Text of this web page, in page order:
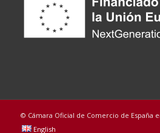
© Cámara Oficial de Comercio de España
English